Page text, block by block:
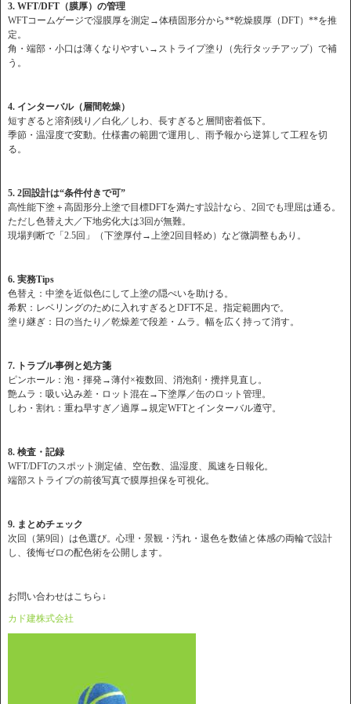
3. WFT/DFT（膜厚）の管理
WFTコームゲージで湿膜厚を測定→体積固形分から**乾燥膜厚（DFT）**を推
定。
角・端部・小口は薄くなりやすい→ストライプ塗り（先行タッチアップ）で補
う。
4. インターバル（層間乾燥）
短すぎると溶剤残り／白化／しわ、長すぎると層間密着低下。
季節・温湿度で変動。仕様書の範囲で運用し、雨予報から逆算して工程を切
る。
5. 2回設計は“条件付きで可”
高性能下塗＋高固形分上塗で目標DFTを満たす設計なら、2回でも理屈は通る。
ただし色替え大／下地劣化大は3回が無難。
現場判断で「2.5回」（下塗厚付→上塗2回目軽め）など微調整もあり。
6. 実務Tips
色替え：中塗を近似色にして上塗の隠ぺいを助ける。
希釈：レベリングのために入れすぎるとDFT不足。指定範囲内で。
塗り継ぎ：日の当たり／乾燥差で段差・ムラ。幅を広く持って消す。
7. トラブル事例と処方箋
ピンホール：泡・揮発→薄付×複数回、消泡剤・攪拌見直し。
艶ムラ：吸い込み差・ロット混在→下塗厚／缶のロット管理。
しわ・割れ：重ね早すぎ／過厚→規定WFTとインターバル遵守。
8. 検査・記録
WFT/DFTのスポット測定値、空缶数、温湿度、風速を日報化。
端部ストライプの前後写真で膜厚担保を可視化。
9. まとめチェック
次回（第9回）は色選び。心理・景観・汚れ・退色を数値と体感の両輪で設計
し、後悔ゼロの配色術を公開します。
お問い合わせはこちら↓
カド建株式会社